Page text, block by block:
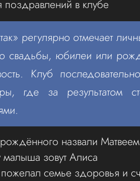
поздравлений в клубе
регулярно отмечает
свадьбы, юбилеи или
Клуб
где за
назвали Матвеем
зовут Алиса
семье здоровья и